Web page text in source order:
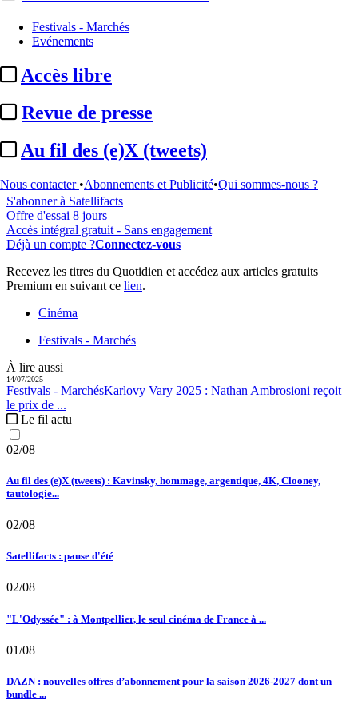
Festivals - Marchés
Evénements
Accès libre
Revue de presse
Au fil des (e)X (tweets)
Nous contacter •Abonnements et Publicité•Qui sommes-nous ?
...
Cet article est réservé à nos abonnés
Pour accéder à cet article, à l'ensemble du site, découvrez nos
S'abonner à Satellifacts
Offre d'essai 8 jours
Accès intégral gratuit - Sans engagement
Déjà un compte ?Connectez-vous
Recevez les titres du Quotidien et accédez aux articles gratuits
Premium en suivant ce lien.
Cinéma
Festivals - Marchés
À lire aussi
14/07/2025
Festivals - MarchésKarlovy Vary 2025 : Nathan Ambrosioni reçoit
le prix de ...
Le fil actu
02/08
Au fil des (e)X (tweets) : Kavinsky, hommage, argentique, 4K, Clooney,
tautologie...
02/08
Satellifacts : pause d'été
02/08
"L'Odyssée" : à Montpellier, le seul cinéma de France à ...
01/08
DAZN : nouvelles offres d’abonnement pour la saison 2026-2027 dont un
bundle ...